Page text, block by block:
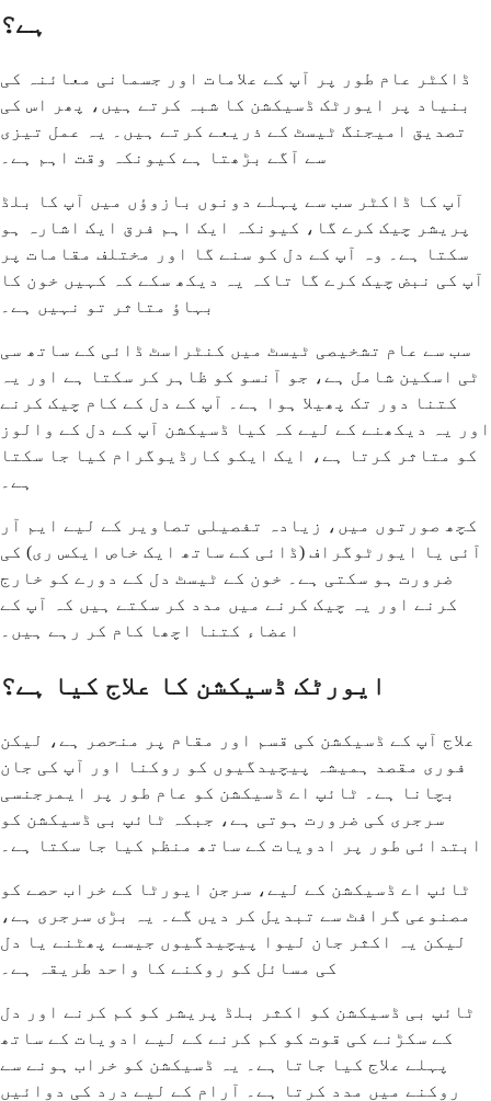
ہے؟
ڈاکٹر عام طور پر آپ کے علامات اور جسمانی معائنہ کی
بنیاد پر ایورٹک ڈسیکشن کا شبہ کرتے ہیں، پھر اس کی
تصدیق امیجنگ ٹیسٹ کے ذریعے کرتے ہیں۔ یہ عمل تیزی
سے آگے بڑھتا ہے کیونکہ وقت اہم ہے۔
آپ کا ڈاکٹر سب سے پہلے دونوں بازوؤں میں آپ کا بلڈ
پریشر چیک کرے گا، کیونکہ ایک اہم فرق ایک اشارہ ہو
سکتا ہے۔ وہ آپ کے دل کو سنے گا اور مختلف مقامات پر
آپ کی نبض چیک کرے گا تاکہ یہ دیکھ سکے کہ کہیں خون کا
بہاؤ متاثر تو نہیں ہے۔
سب سے عام تشخیصی ٹیسٹ میں کنٹراسٹ ڈائی کے ساتھ سی
ٹی اسکین شامل ہے، جو آنسو کو ظاہر کر سکتا ہے اور یہ
کتنا دور تک پھیلا ہوا ہے۔ آپ کے دل کے کام چیک کرنے
اور یہ دیکھنے کے لیے کہ کیا ڈسیکشن آپ کے دل کے والوز
کو متاثر کرتا ہے، ایک ایکو کارڈیوگرام کیا جا سکتا
ہے۔
کچھ صورتوں میں، زیادہ تفصیلی تصاویر کے لیے ایم آر
آئی یا ایورٹوگراف (ڈائی کے ساتھ ایک خاص ایکس ری) کی
ضرورت ہو سکتی ہے۔ خون کے ٹیسٹ دل کے دورے کو خارج
کرنے اور یہ چیک کرنے میں مدد کر سکتے ہیں کہ آپ کے
اعضاء کتنا اچھا کام کر رہے ہیں۔
ایورٹک ڈسیکشن کا علاج کیا ہے؟
علاج آپ کے ڈسیکشن کی قسم اور مقام پر منحصر ہے، لیکن
فوری مقصد ہمیشہ پیچیدگیوں کو روکنا اور آپ کی جان
بچانا ہے۔ ٹائپ اے ڈسیکشن کو عام طور پر ایمرجنسی
سرجری کی ضرورت ہوتی ہے، جبکہ ٹائپ بی ڈسیکشن کو
ابتدائی طور پر ادویات کے ساتھ منظم کیا جا سکتا ہے۔
ٹائپ اے ڈسیکشن کے لیے، سرجن ایورٹا کے خراب حصے کو
مصنوعی گرافٹ سے تبدیل کر دیں گے۔ یہ بڑی سرجری ہے،
لیکن یہ اکثر جان لیوا پیچیدگیوں جیسے پھٹنے یا دل
کی مسائل کو روکنے کا واحد طریقہ ہے۔
ٹائپ بی ڈسیکشن کو اکثر بلڈ پریشر کو کم کرنے اور دل
کے سکڑنے کی قوت کو کم کرنے کے لیے ادویات کے ساتھ
پہلے علاج کیا جاتا ہے۔ یہ ڈسیکشن کو خراب ہونے سے
روکنے میں مدد کرتا ہے۔ آرام کے لیے درد کی دوائیں